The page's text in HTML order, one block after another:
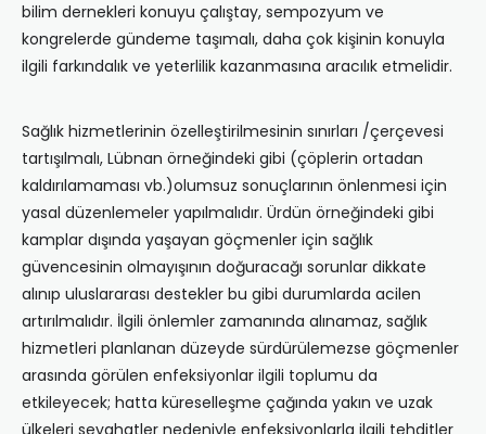
bilim dernekleri konuyu çalıştay, sempozyum ve
kongrelerde gündeme taşımalı, daha çok kişinin konuyla
ilgili farkındalık ve yeterlilik kazanmasına aracılık etmelidir.
Sağlık hizmetlerinin özelleştirilmesinin sınırları /çerçevesi
tartışılmalı, Lübnan örneğindeki gibi (çöplerin ortadan
kaldırılamaması vb.)olumsuz sonuçlarının önlenmesi için
yasal düzenlemeler yapılmalıdır. Ürdün örneğindeki gibi
kamplar dışında yaşayan göçmenler için sağlık
güvencesinin olmayışının doğuracağı sorunlar dikkate
alınıp uluslararası destekler bu gibi durumlarda acilen
artırılmalıdır. İlgili önlemler zamanında alınamaz, sağlık
hizmetleri planlanan düzeyde sürdürülemezse göçmenler
arasında görülen enfeksiyonlar ilgili toplumu da
etkileyecek; hatta küreselleşme çağında yakın ve uzak